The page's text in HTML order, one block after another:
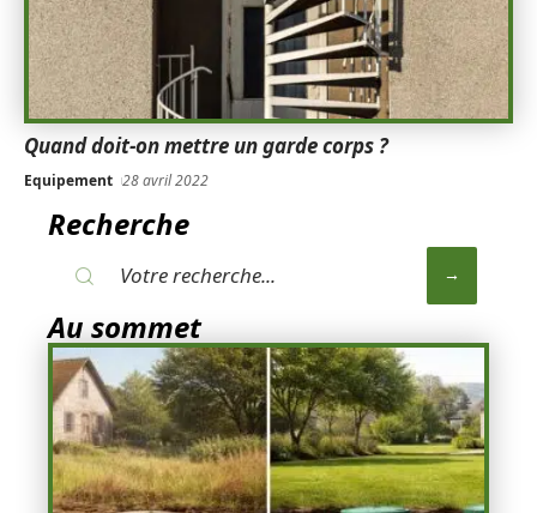
Quand doit-on mettre un garde corps ?
Equipement 28 avril 2022
Recherche
Au sommet